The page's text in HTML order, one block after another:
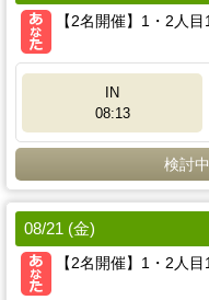
【2名開催】1・2人
IN
08:13
検討
08/21 (金)
【2名開催】1・2人